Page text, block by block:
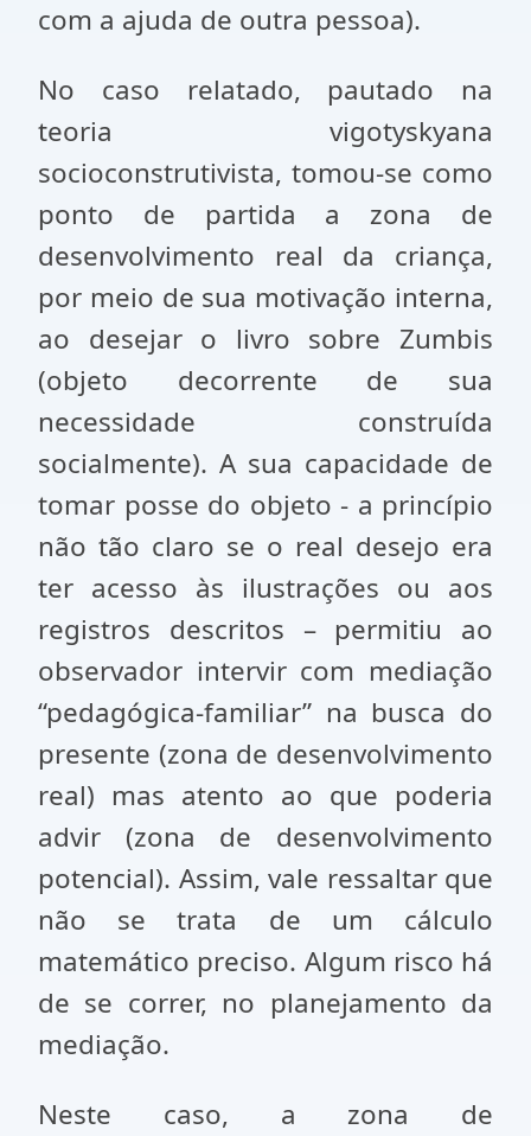
com a ajuda de outra pessoa).
No caso relatado, pautado na
teoria vigotyskyana
socioconstrutivista, tomou-se como
ponto de partida a zona de
desenvolvimento real da criança,
por meio de sua motivação interna,
ao desejar o livro sobre Zumbis
(objeto decorrente de sua
necessidade construída
socialmente). A sua capacidade de
tomar posse do objeto - a princípio
não tão claro se o real desejo era
ter acesso às ilustrações ou aos
registros descritos – permitiu ao
observador intervir com mediação
“pedagógica-familiar” na busca do
presente (zona de desenvolvimento
real) mas atento ao que poderia
advir (zona de desenvolvimento
potencial). Assim, vale ressaltar que
não se trata de um cálculo
matemático preciso. Algum risco há
de se correr, no planejamento da
mediação.
Neste caso, a zona de